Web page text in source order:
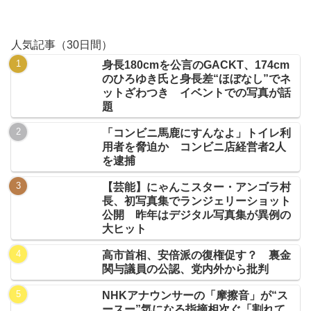
人気記事（30日間）
身長180cmを公言のGACKT、174cm
のひろゆき氏と身長差“ほぼなし”でネ
ットざわつき イベントでの写真が話
題
「コンビニ馬鹿にすんなよ」トイレ利
用者を脅迫か コンビニ店経営者2人
を逮捕
【芸能】にゃんこスター・アンゴラ村
長、初写真集でランジェリーショット
公開 昨年はデジタル写真集が異例の
大ヒット
高市首相、安倍派の復権促す？ 裏金
関与議員の公認、党内外から批判
NHKアナウンサーの「摩擦音」が“ス